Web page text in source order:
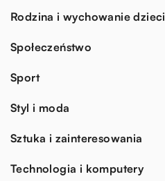
Rodzina i wychowanie dzieci
Społeczeństwo
Sport
Styl i moda
Sztuka i zainteresowania
Technologia i komputery